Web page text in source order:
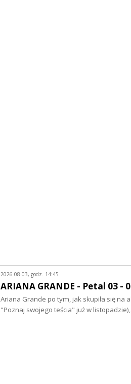
2026-08-03, godz. 14:45
ARIANA GRANDE - Petal 03 -
Ariana Grande po tym, jak skupiła się na
"Poznaj swojego teścia" już w